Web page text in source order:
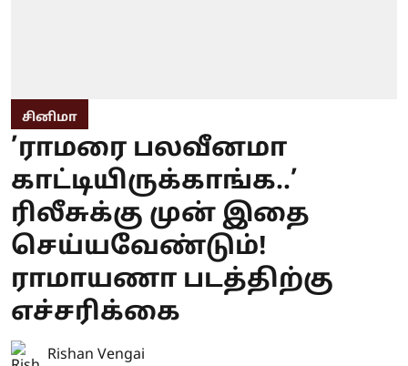
சினிமா
’ராமரை பலவீனமா
காட்டியிருக்காங்க..’
ரிலீசுக்கு முன் இதை
செய்யவேண்டும்!
ராமாயணா படத்திற்கு
எச்சரிக்கை
Rishan Vengai